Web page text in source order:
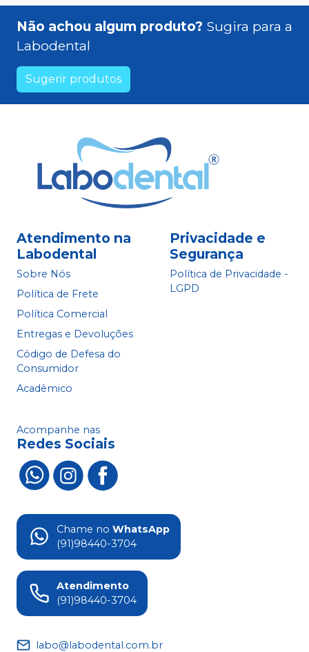
Não achou algum produto? Sugira para a
Labodental
Sugerir produtos
Atendimento na
Labodental
Sobre Nós
Política de Frete
Política Comercial
Entregas e Devoluções
Código de Defesa do
Consumidor
Acadêmico
Privacidade e
Segurança
Política de Privacidade -
LGPD
Acompanhe nas
Redes Sociais
Chame no WhatsApp
(91)98440-3704
Atendimento
(91)98440-3704
labo@labodental.com.br